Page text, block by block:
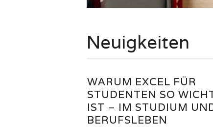
Neuigkeiten
WARUM EXCEL FÜR
STUDENTEN SO
IST – IM STUDIUM
BERUFSLEBEN